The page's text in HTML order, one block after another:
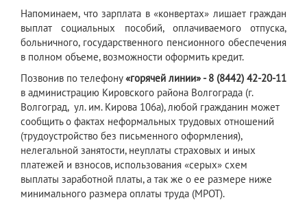
Напоминаем, что зарплата в «конвертах» лишает граждан
выплат социальных пособий, оплачиваемого отпуска,
больничного, государственного пенсионного обеспечения
в полном объеме, возможности оформить кредит.
Позвонив по телефону«горячей линии» - 8 (8442) 42-20-11
в администрацию Кировского района Волгограда (г.
Волгоград, ул. им. Кирова 106а), любой гражданин может
сообщить о фактах неформальных трудовых отношений
(трудоустройство без письменного оформления),
нелегальной занятости, неуплаты страховых и иных
платежей и взносов, использования «серых» схем
выплаты заработной платы, а так же о ее размере ниже
минимального размера оплаты труда (МРОТ).